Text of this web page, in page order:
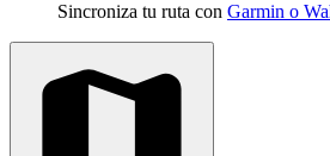
Sincroniza tu ruta con Garmin o